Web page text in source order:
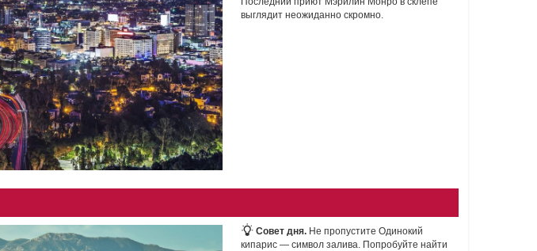
выглядит неожиданно скромно.
Совет дня.Не пропустите Одинокий
кипарис — символ залива. Попробуйте найти